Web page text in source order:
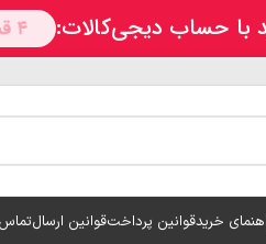
خریدقوانین پرداختقوانین ارسالتماس